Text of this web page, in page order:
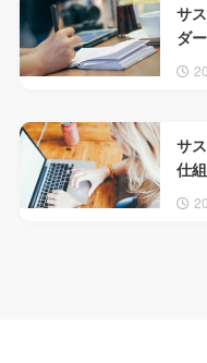
サ
ダ
サ
仕